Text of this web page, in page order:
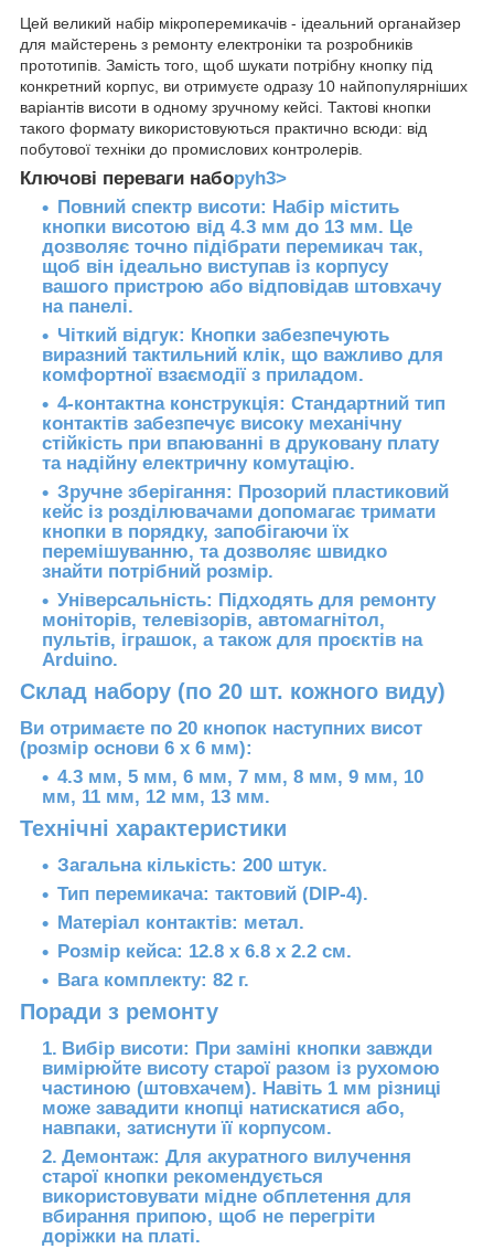
Цей великий набір мікроперемикачів - ідеальний органайзер
для майстерень з ремонту електроніки та розробників
прототипів. Замість того, щоб шукати потрібну кнопку під
конкретний корпус, ви отримуєте одразу 10 найпопулярніших
варіантів висоти в одному зручному кейсі. Тактові кнопки
такого формату використовуються практично всюди: від
побутової техніки до промислових контролерів.
Ключові переваги наборуh3>
Повний спектр висоти: Набір містить
кнопки висотою від 4.3 мм до 13 мм. Це
дозволяє точно підібрати перемикач так,
щоб він ідеально виступав із корпусу
вашого пристрою або відповідав штовхачу
на панелі.
Чіткий відгук: Кнопки забезпечують
виразний тактильний клік, що важливо для
комфортної взаємодії з приладом.
4-контактна конструкція: Стандартний тип
контактів забезпечує високу механічну
стійкість при впаюванні в друковану плату
та надійну електричну комутацію.
Зручне зберігання: Прозорий пластиковий
кейс із розділювачами допомагає тримати
кнопки в порядку, запобігаючи їх
перемішуванню, та дозволяє швидко
знайти потрібний розмір.
Універсальність: Підходять для ремонту
моніторів, телевізорів, автомагнітол,
пультів, іграшок, а також для проєктів на
Arduino.
Склад набору (по 20 шт. кожного виду)
Ви отримаєте по 20 кнопок наступних висот
(розмір основи 6 х 6 мм):
4.3 мм, 5 мм, 6 мм, 7 мм, 8 мм, 9 мм, 10
мм, 11 мм, 12 мм, 13 мм.
Технічні характеристики
Загальна кількість: 200 штук.
Тип перемикача: тактовий (DIP-4).
Матеріал контактів: метал.
Розмір кейса: 12.8 х 6.8 х 2.2 см.
Вага комплекту: 82 г.
Поради з ремонту
Вибір висоти: При заміні кнопки завжди
вимірюйте висоту старої разом із рухомою
частиною (штовхачем). Навіть 1 мм різниці
може завадити кнопці натискатися або,
навпаки, затиснути її корпусом.
Демонтаж: Для акуратного вилучення
старої кнопки рекомендується
використовувати мідне обплетення для
вбирання припою, щоб не перегріти
доріжки на платі.